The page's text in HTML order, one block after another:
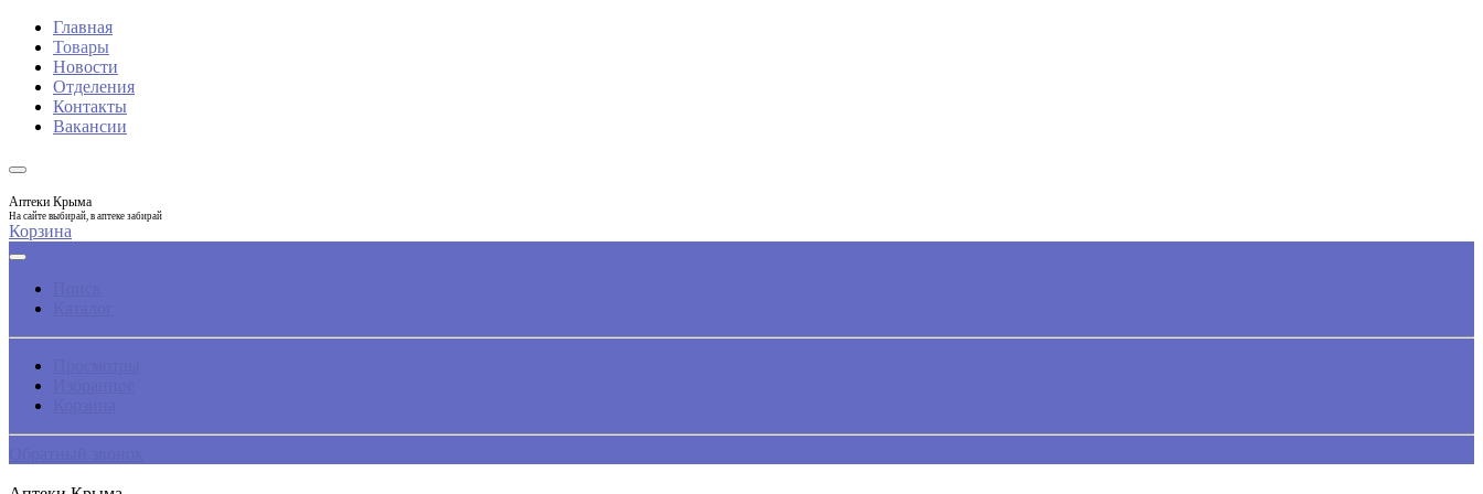
Главная
Товары
Новости
Отделения
Контакты
Вакансии
Аптеки Крыма
На сайте выбирай, в аптеке забирай
Корзина